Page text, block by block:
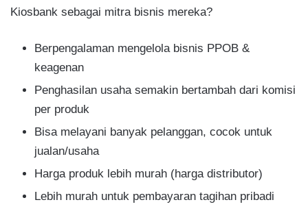
Kiosbank sebagai mitra bisnis mereka?
Berpengalaman mengelola bisnis PPOB &
keagenan​
Penghasilan usaha semakin bertambah dari komisi
per produk​
Bisa melayani banyak pelanggan, cocok untuk
jualan​/usaha
Harga produk lebih murah (harga distributor)​
Lebih murah untuk pembayaran tagihan pribadi​